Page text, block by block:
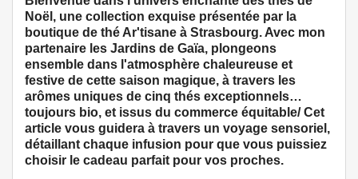
Noël, une collection exquise présentée par la
boutique de thé Ar'tisane à Strasbourg. Avec mon
partenaire les Jardins de Gaïa, plongeons
ensemble dans l'atmosphère chaleureuse et
festive de cette saison magique, à travers les
arômes uniques de cinq thés exceptionnels…
toujours bio, et issus du commerce équitable/ Cet
article vous guidera à travers un voyage sensoriel,
détaillant chaque infusion pour que vous puissiez
choisir le cadeau parfait pour vos proches.